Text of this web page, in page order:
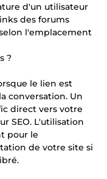
d'un utilisateur
des forums
l'emplacement
?
le lien est
conversation. Un
direct vers votre
SEO. L'utilisation
pour le
de votre site si